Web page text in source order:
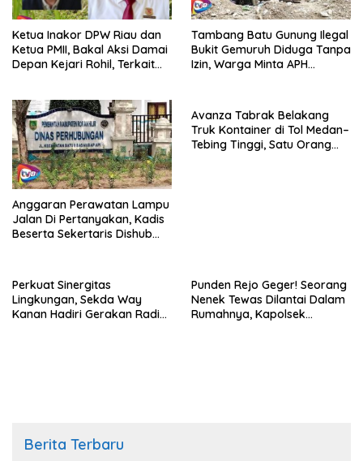
Ketua Inakor DPW Riau dan
Ketua PMII, Bakal Aksi Damai
Depan Kejari Rohil, Terkait
Tambang Batu Gunung Ilegal
Bukit Gemuruh Diduga Tanpa
Izin, Warga Minta APH
Anggaran Perawatan Lampu
Jalan Di Pertanyakan, Kadis
Beserta Sekertaris Dishub
Avanza Tabrak Belakang
Truk Kontainer di Tol Medan–
Tebing Tinggi, Satu Orang
Perkuat Sinergitas
Lingkungan, Sekda Way
Kanan Hadiri Gerakan Radin
Punden Rejo Geger! Seorang
Nenek Tewas Dilantai Dalam
Rumahnya, Kapolsek
Berita Terbaru